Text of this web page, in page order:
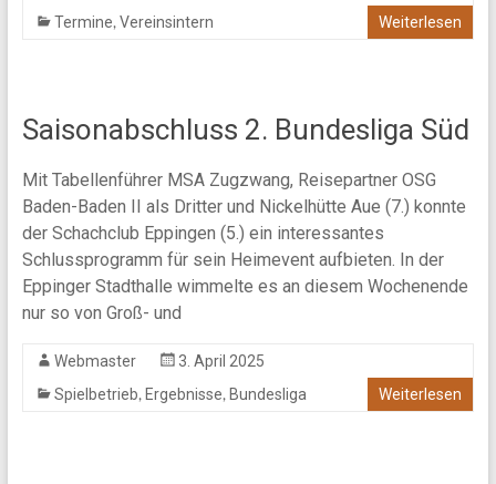
Termine, Vereinsintern Weiterlesen
Saisonabschluss 2. Bundesliga Süd
Mit Tabellenführer MSA Zugzwang, Reisepartner OSG
Baden-Baden II als Dritter und Nickelhütte Aue (7.) konnte
der Schachclub Eppingen (5.) ein interessantes
Schlussprogramm für sein Heimevent aufbieten. In der
Eppinger Stadthalle wimmelte es an diesem Wochenende
nur so von Groß- und
Webmaster
3. April 2025
Spielbetrieb, Ergebnisse, Bundesliga Weiterlesen